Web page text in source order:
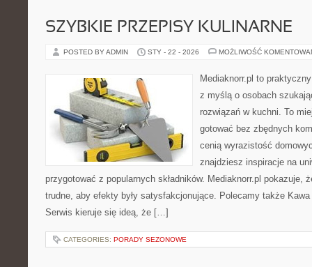
SZYBKIE PRZEPISY KULINARNE
POSTED BY ADMIN STY - 22 - 2026 MOŻLIWOŚĆ
Mediaknorr.pl to
z myślą o osobach
rozwiązań w kuchni. To
gotować bez zbędnych
cenią wyrazistość
znajdziesz inspiracje na
przygotować z popularnych składników. Mediaknorr.pl pokazuje,
trudne, aby efekty były satysfakcjonujące. Polecamy także
Serwis kieruje się ideą, że […]
CATEGORIES: PORADY SEZONOWE